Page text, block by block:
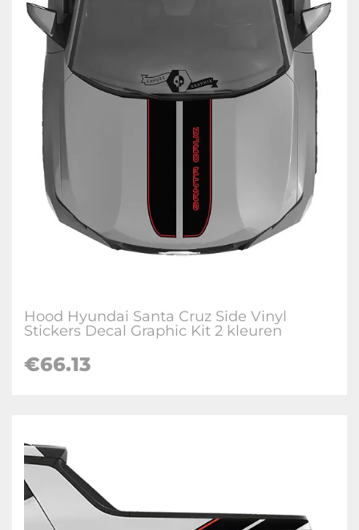
Hood Hyundai Santa Cruz Side Vinyl
Stickers Decal Graphic Kit 2 kleuren
€66.13